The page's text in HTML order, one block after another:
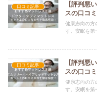
口コミ記事
【評判悪
スの口コ
健康志向の方
す。安眠を第
口コミ記事
【評判悪
スの口コ
健康志向の方
す。安眠を第